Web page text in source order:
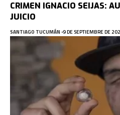
CRIMEN IGNACIO SEIJAS:
JUICIO
SANTIAGO TUCUMÁN 9 DE SEPTIEMBRE DE